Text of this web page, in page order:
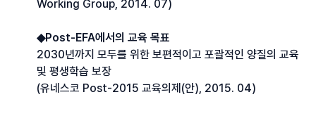
Working Group, 2014. 07)
◆Post-EFA에서의 교육 목표
2030년까지 모두를 위한 보편적이고 포괄적인 양질의 교육
및 평생학습 보장
(유네스코 Post-2015 교육의제(안), 2015. 04)